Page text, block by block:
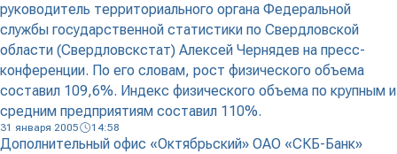
руководитель территориального органа Федеральной
службы государственной статистики по Свердловской
области (Свердловскстат) Алексей Чернядев на пресс-
конференции. По его словам, рост физического объема
составил 109,6%. Индекс физического объема по крупным и
средним предприятиям составил 110%.
31 января 2005 14:58
Дополнительный офис «Октябрьский» ОАО «СКБ-Банк»